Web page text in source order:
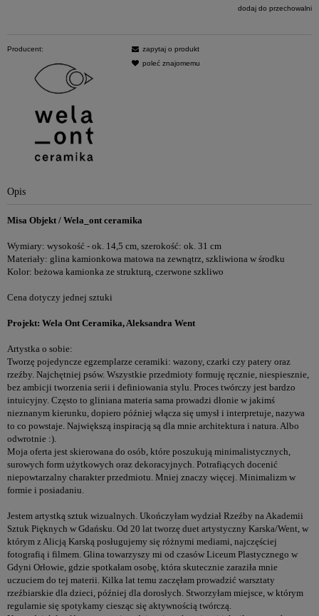
dodaj do przechowalni
Producent:
zapytaj o produkt
poleć znajomemu
Opis
Misa Objekt / Wela_ont ceramika
Wymiary: wysokość - ok. 14,5 cm, szerokość: ok. 31 cm
Materiały: glina kamionkowa matowa na zewnątrz, szkliwiona w środku
Kolor: beżowa kamionka ze strukturą, czerwone szkliwo
Cena dotyczy jednej sztuki
Projekt: Wela Ont Ceramika, Aleksandra Went
Artystka o sobie:
Tworzę pojedyncze egzemplarze ceramiki: wazony, czarki czy patery oraz
rzeźby. Najchętniej psów. Wszystkie przedmioty formuję ręcznie, niespiesznie,
bez ambicji tworzenia serii i definiowania stylu. Proces twórczy jest bardzo
intuicyjny. Często to gliniana materia sama prowadzi dłonie w jakimś
nieznanym kierunku, dopiero później włącza się umysł i interpretuje, nazywa
to co powstaje. Największą inspiracją są dla mnie architektura i natura. Albo
odwrotnie :).
Moja oferta jest skierowana do osób, które poszukują minimalistycznych,
surowych form użytkowych oraz dekoracyjnych. Potrafiących docenić
niepowtarzalny charakter przedmiotu. Mniej znaczy więcej. Minimalizm w
formie i posiadaniu.
Jestem artystką sztuk wizualnych. Ukończyłam wydział Rzeźby na Akademii
Sztuk Pięknych w Gdańsku. Od 20 lat tworzę duet artystyczny Karska/Went, w
którym z Alicją Karską posługujemy się różnymi mediami, najczęściej
fotografią i filmem. Glina towarzyszy mi od czasów Liceum Plastycznego w
Gdyni Orłowie, gdzie spotkałam osobę, która skutecznie zaraziła mnie
uczuciem do tej materii. Kilka lat temu zaczęłam prowadzić warsztaty
rzeźbiarskie dla dzieci, później dla dorosłych. Stworzyłam miejsce, w którym
regularnie się spotykamy ciesząc się aktywnością twórczą.